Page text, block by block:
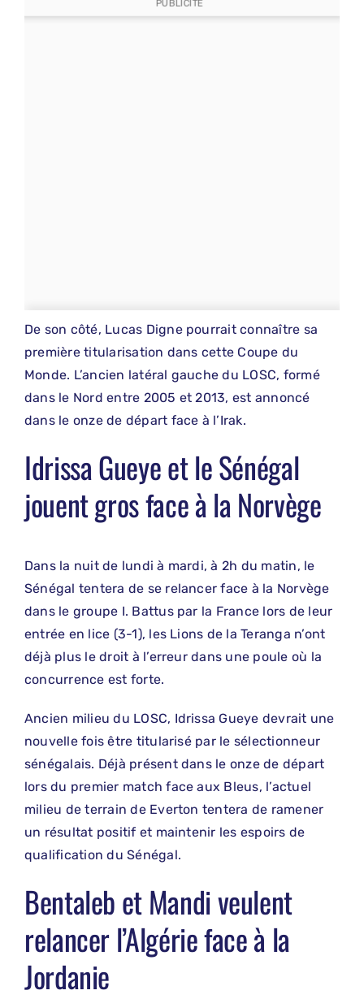
PUBLICITE
De son côté, Lucas Digne pourrait connaître sa
première titularisation dans cette Coupe du
Monde. L’ancien latéral gauche du LOSC, formé
dans le Nord entre 2005 et 2013, est annoncé
dans le onze de départ face à l’Irak.
Idrissa Gueye et le Sénégal
jouent gros face à la Norvège
Dans la nuit de lundi à mardi, à 2h du matin, le
Sénégal tentera de se relancer face à la Norvège
dans le groupe I. Battus par la France lors de leur
entrée en lice (3-1), les Lions de la Teranga n’ont
déjà plus le droit à l’erreur dans une poule où la
concurrence est forte.
Ancien milieu du LOSC, Idrissa Gueye devrait une
nouvelle fois être titularisé par le sélectionneur
sénégalais. Déjà présent dans le onze de départ
lors du premier match face aux Bleus, l’actuel
milieu de terrain de Everton tentera de ramener
un résultat positif et maintenir les espoirs de
qualification du Sénégal.
Bentaleb et Mandi veulent
relancer l’Algérie face à la
Jordanie